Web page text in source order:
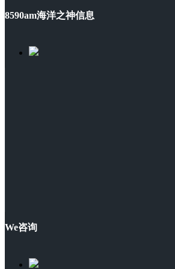
8590am海洋之神信息
We咨询